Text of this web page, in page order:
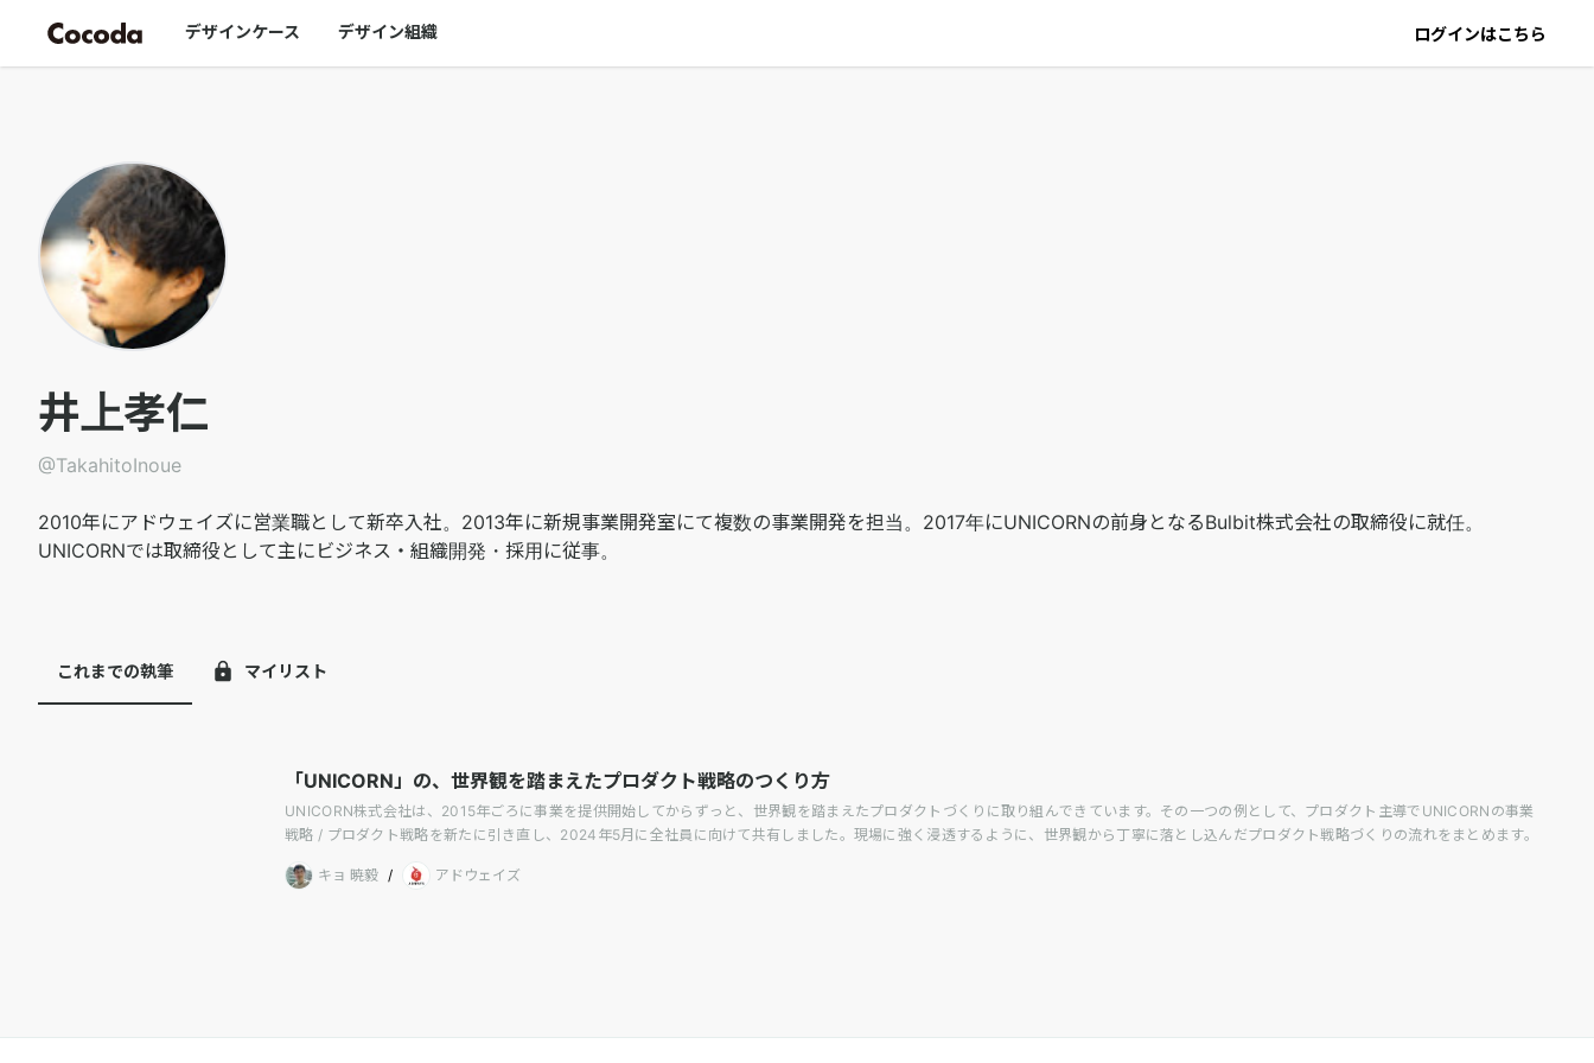
デザインケース デザイン組織 ログインはこちら
井上孝仁
@TakahitoInoue
2010年にアドウェイズに営業職として新卒入社。2013年に新規事業開発室にて複数の事業開発を担当。2017年にUNICORNの前身となるBulbit株式会社の取締役に就任。
UNICORNでは取締役として主にビジネス・組織開発・採用に従事。
マイリスト
これまでの執筆
「UNICORN」の、世界観を踏まえたプロダクト戦略のつくり方
UNICORN株式会社は、2015年ごろに事業を提供開始してからずっと、世界観を踏まえたプロダクトづくりに取り組んできています。その一つの例として、プロダクト主導でUNICORNの事業
戦略 / プロダクト戦略を新たに引き直し、2024年5月に全社員に向けて共有しました。現場に強く浸透するように、世界観から丁寧に落とし込んだプロダクト戦略づくりの流れをまとめます。
キョ 暁毅 / アドウェイズ